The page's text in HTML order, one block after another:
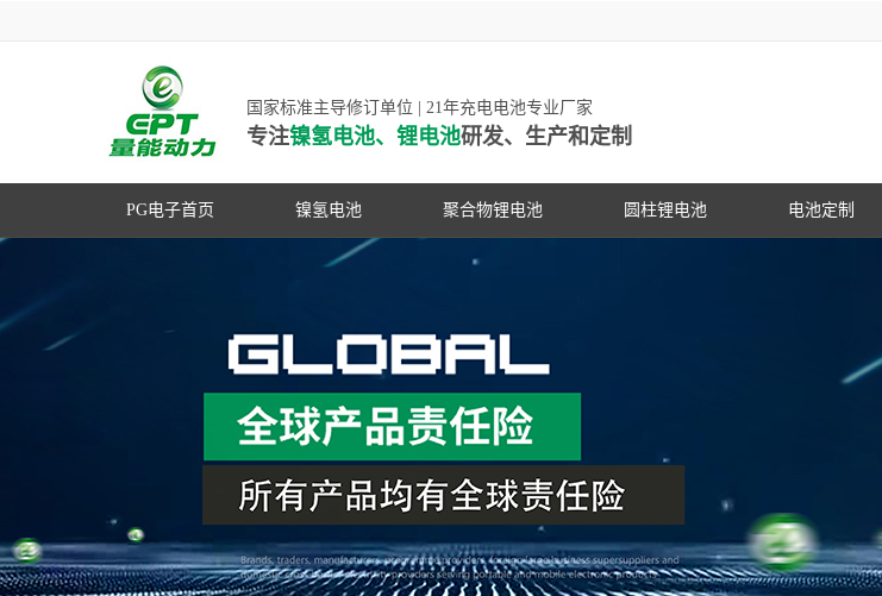
国家标准主导修订单位 | 21年充电电池专业厂家
专注镍氢电池、锂电池研发、生产和定制
PG电子首页 镍氢电池 聚合物锂电池 圆柱锂电池 电池定制
高容量镍氢电池
超低自放电镍氢电池
动力镍氢电池
常规镍氢电池
PG游戏官网是镍氢电池国家标准主导
修订单位，并参与多项锂电池行业国
家标准的制定
动力聚合物锂电池
数码聚合物锂电池
家标准的制定
修